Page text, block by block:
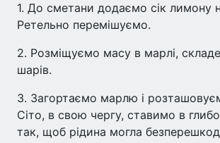
1. До сметани додаємо сік лимону
Ретельно перемішуємо.
2. Розміщуємо масу в марлі,
шарів.
3. Загортаємо марлю і
Сіто, в свою чергу, ставимо в
так, щоб рідина могла